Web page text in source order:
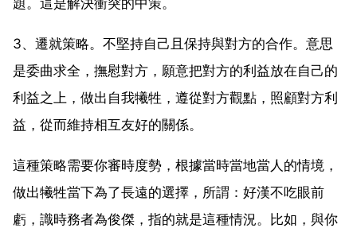
3、遷就策略。不堅持自己且保持與對方的合作。意思
是委曲求全，撫慰對方，願意把對方的利益放在自己的
利益之上，做出自我犧牲，遵從對方觀點，照顧對方利
益，從而維持相互友好的關係。
這種策略需要你審時度勢，根據當時當地當人的情境，
做出犧牲當下為了長遠的選擇，所謂：好漢不吃眼前
虧，識時務者為俊傑，指的就是這種情況。比如，與你